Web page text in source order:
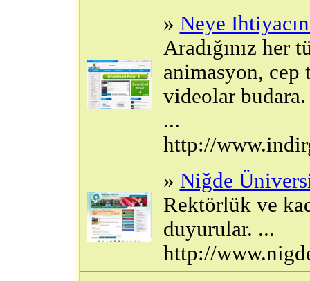
» Neye
Aradığınız her
animasyon, cep
videolar
...
http://
» Niğde
Rektörlük ve
duyurular. ...
http://